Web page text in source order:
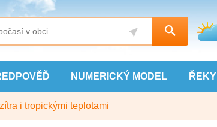
NUMERICKÝ MODEL ŘEKY
i tropickými teplotami